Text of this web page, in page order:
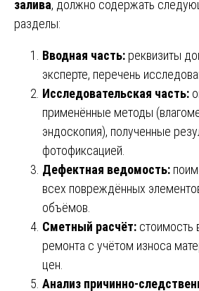
залива, должно содержать
разделы:
Вводная часть: реквизиты
эксперте, перечень
Исследовательская часть:
применённые методы
эндоскопия), полученные
фотофиксацией.
Дефектная ведомость:
всех повреждённых
объёмов.
Сметный расчёт: стоимость
ремонта с учётом износа
цен.
Анализ причинно-